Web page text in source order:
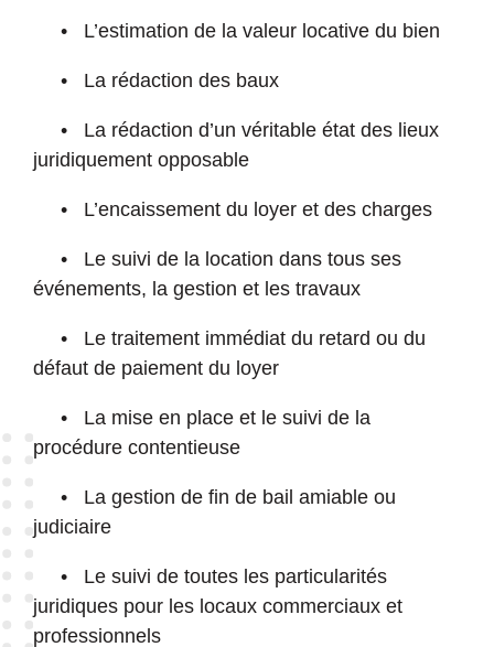
• L’estimation de la valeur locative du bien
• La rédaction des baux
• La rédaction d’un véritable état des lieux
juridiquement opposable
• L’encaissement du loyer et des charges
• Le suivi de la location dans tous ses
événements, la gestion et les travaux
• Le traitement immédiat du retard ou du
défaut de paiement du loyer
• La mise en place et le suivi de la
procédure contentieuse
• La gestion de fin de bail amiable ou
judiciaire
• Le suivi de toutes les particularités
juridiques pour les locaux commerciaux et
professionnels